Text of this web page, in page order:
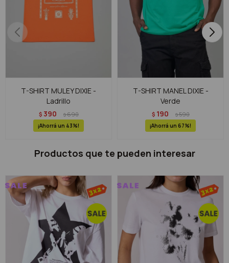
T-SHIRT MULEY DIXIE -
Ladrillo
$ 390 $690
43
T-SHIRT MANEL DIXIE -
Verde
$ 190 $590
67
Productos que te pueden interesar